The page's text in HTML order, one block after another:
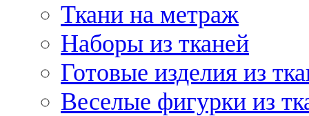
Ткани на метраж
Наборы из тканей
Готовые изделия из
Веселые фигурки из